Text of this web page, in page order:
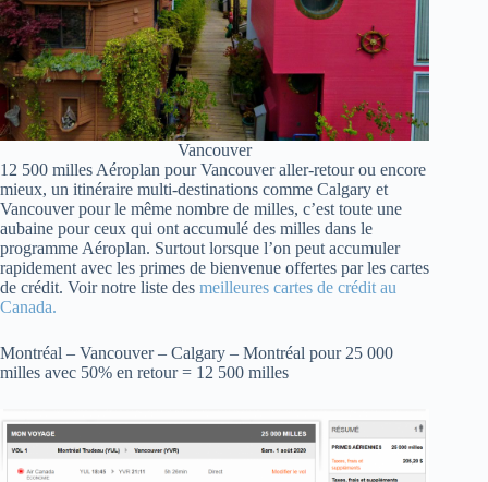
Vancouver
12 500 milles Aéroplan pour Vancouver aller-retour ou encore
mieux, un itinéraire multi-destinations comme Calgary et
Vancouver pour le même nombre de milles, c’est toute une
aubaine pour ceux qui ont accumulé des milles dans le
programme Aéroplan. Surtout lorsque l’on peut accumuler
rapidement avec les primes de bienvenue offertes par les cartes
de crédit. Voir notre liste des meilleures cartes de crédit au
Canada.
Montréal – Vancouver – Calgary – Montréal pour 25 000
milles avec 50% en retour = 12 500 milles